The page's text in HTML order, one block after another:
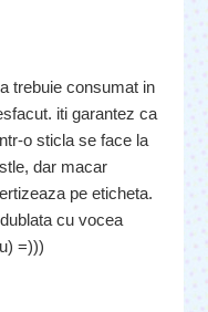
trebuie consumat in
iti garantez ca
o sticla se face la
dar macar
pe eticheta.
cu vocea
=)))